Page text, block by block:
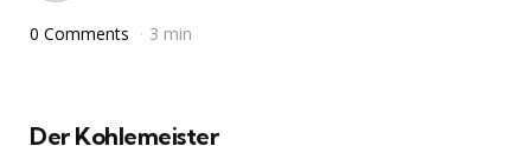
0 Comments 3 min
Der Kohlemeister